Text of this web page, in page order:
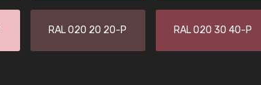
RAL 020 20 20-P RAL 020 30 40-P